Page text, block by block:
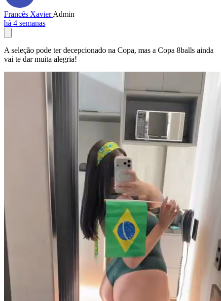
Francês XavierAdmin
há 4 semanas
A seleção pode ter decepcionado na Copa, mas a Copa 8balls ainda
vai te dar muita alegria!